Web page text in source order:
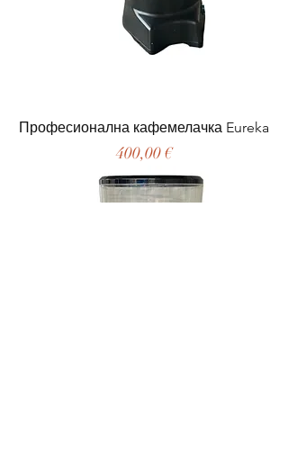
Професионална кафемелачка Eureka
Цена
400,00 €